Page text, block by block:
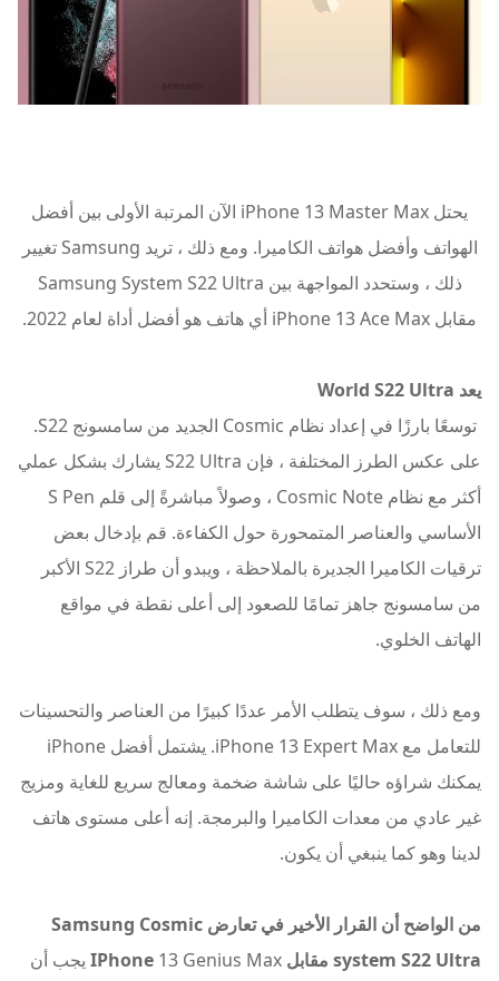
يحتل iPhone 13 Master Max الآن المرتبة الأولى بين أفضل
الهواتف وأفضل هواتف الكاميرا. ومع ذلك ، تريد Samsung تغيير
ذلك ، وستحدد المواجهة بين Samsung System S22 Ultra
مقابل iPhone 13 Ace Max أي هاتف هو أفضل أداة لعام 2022.
يعد World S22 Ultra
توسعًا بارزًا في إعداد نظام Cosmic الجديد من سامسونج S22.
على عكس الطرز المختلفة ، فإن S22 Ultra يشارك بشكل عملي
أكثر مع نظام Cosmic Note ، وصولاً مباشرةً إلى قلم S Pen
الأساسي والعناصر المتمحورة حول الكفاءة. قم بإدخال بعض
ترقيات الكاميرا الجديرة بالملاحظة ، ويبدو أن طراز S22 الأكبر
من سامسونج جاهز تمامًا للصعود إلى أعلى نقطة في مواقع
الهاتف الخلوي.
ومع ذلك ، سوف يتطلب الأمر عددًا كبيرًا من العناصر والتحسينات
للتعامل مع iPhone 13 Expert Max. يشتمل أفضل iPhone
يمكنك شراؤه حاليًا على شاشة ضخمة ومعالج سريع للغاية ومزيج
غير عادي من معدات الكاميرا والبرمجة. إنه أعلى مستوى هاتف
لدينا وهو كما ينبغي أن يكون.
من الواضح أن القرار الأخير في تعارض Samsung Cosmic
system S22 Ultra مقابل IPhone
13 Genius Max يجب أن